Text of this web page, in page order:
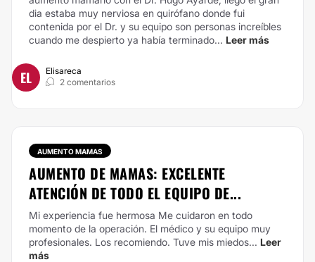
dia estaba muy nerviosa en quirófano donde fui
contenida por el Dr. y su equipo son personas increíbles
cuando me despierto ya había terminado... Leer más
EL
Elisareca
2 comentarios
AUMENTO MAMAS
AUMENTO DE MAMAS: EXCELENTE
ATENCIÓN DE TODO EL EQUIPO DE...
Mi experiencia fue hermosa Me cuidaron en todo
momento de la operación. El médico y su equipo muy
profesionales. Los recomiendo. Tuve mis miedos... Leer
más